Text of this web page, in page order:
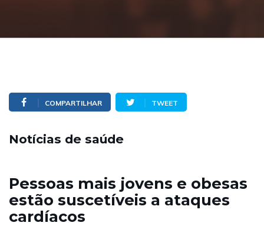
COMPARTILHAR TWEET
Notícias de saúde
Pessoas mais jovens e obesas
estão suscetíveis a ataques
cardíacos